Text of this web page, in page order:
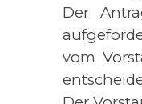
Der
vom